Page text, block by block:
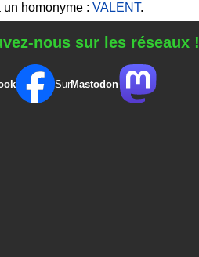
un homonyme : VALENT.
nous sur les réseaux !
SurMastodon